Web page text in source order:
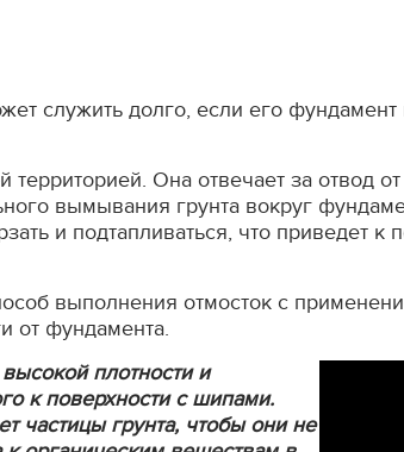
служить долго, если его фундамент
Она отвечает за отвод
вымывания грунта вокруг
и подтапливаться, что приведет
выполнения отмосток с
от фундамента.
плотности и
к поверхности с шипами.
частицы грунта, чтобы они не